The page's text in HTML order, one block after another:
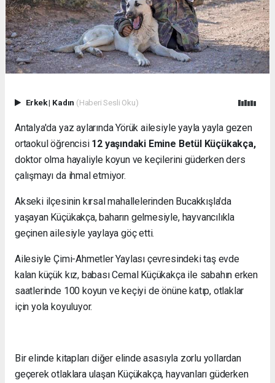
Erkek| Kadın (Haberi Sesli Oku)
Antalya'da yaz aylarında Yörük ailesiyle yayla yayla gezen
ortaokul öğrencisi 12 yaşındaki Emine Betül Küçükakça,
doktor olma hayaliyle koyun ve keçilerini güderken ders
çalışmayı da ihmal etmiyor.
Akseki ilçesinin kırsal mahallelerinden Bucakkışla'da
yaşayan Küçükakça, baharın gelmesiyle, hayvancılıkla
geçinen ailesiyle yaylaya göç etti.
Ailesiyle Çimi-Ahmetler Yaylası çevresindeki taş evde
kalan küçük kız, babası Cemal Küçükakça ile sabahın erken
saatlerinde 100 koyun ve keçiyi de önüne katıp, otlaklar
için yola koyuluyor.
Bir elinde kitapları diğer elinde asasıyla zorlu yollardan
geçerek otlaklara ulaşan Küçükakça, hayvanları güderken